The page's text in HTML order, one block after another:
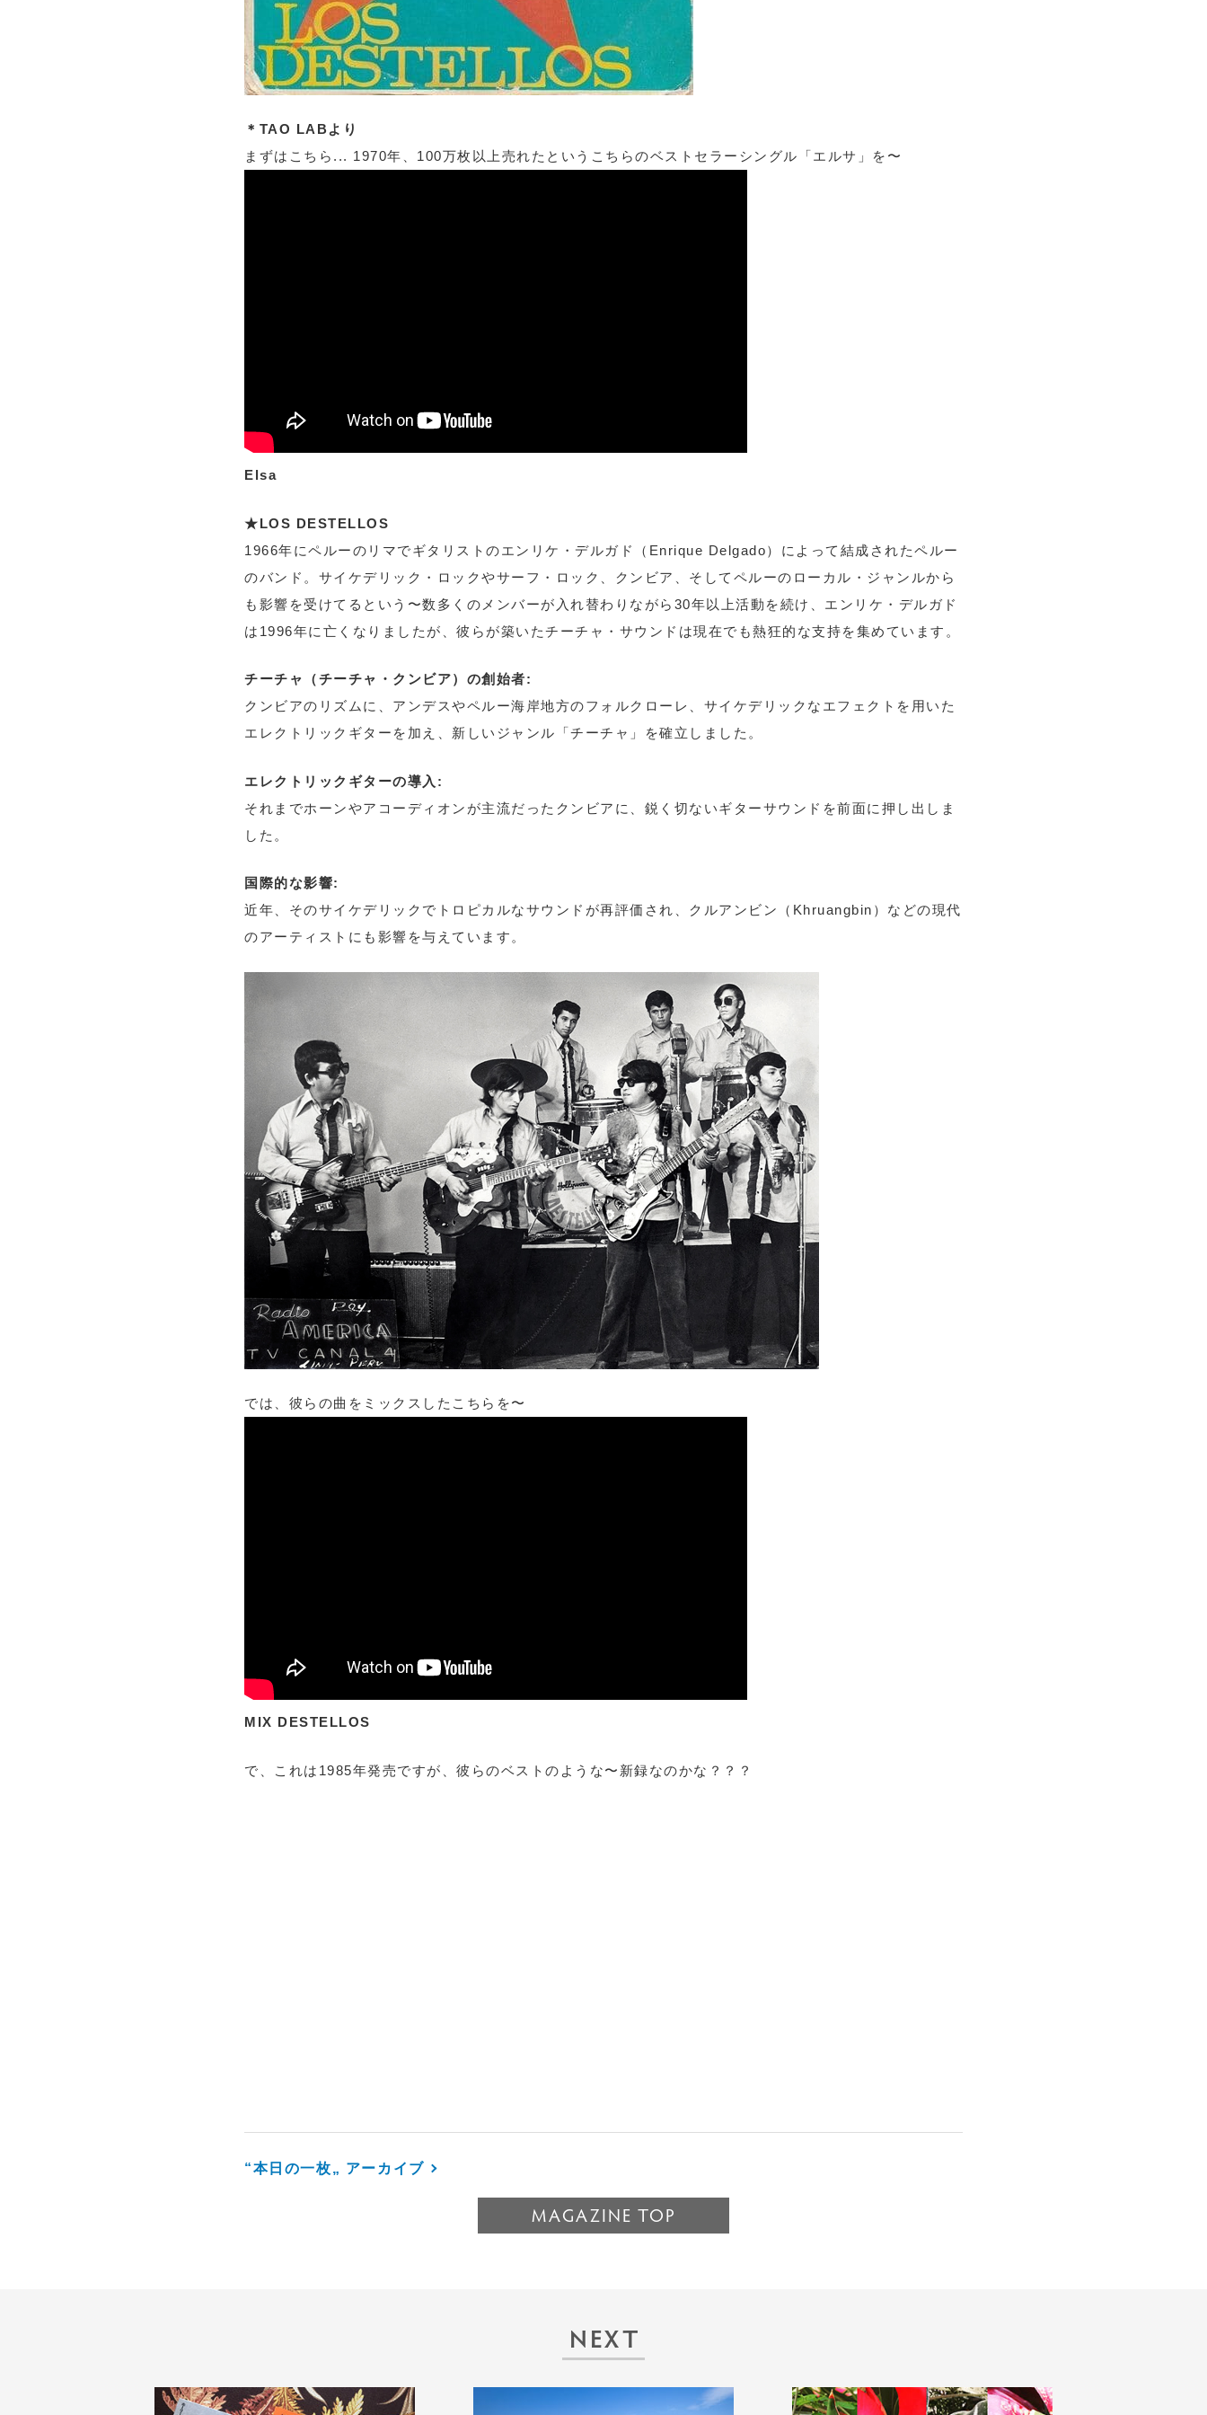
＊TAO LABより
まずはこちら... 1970年、100万枚以上売れたというこちらのベストセラーシングル「エルサ」を〜
Elsa
★LOS DESTELLOS
1966年にペルーのリマでギタリストのエンリケ・デルガド（Enrique Delgado）によって結成されたペルー
のバンド。サイケデリック・ロックやサーフ・ロック、クンビア、そしてペルーのローカル・ジャンルから
も影響を受けてるという〜数多くのメンバーが入れ替わりながら30年以上活動を続け、エンリケ・デルガド
は1996年に亡くなりましたが、彼らが築いたチーチャ・サウンドは現在でも熱狂的な支持を集めています。
チーチャ（チーチャ・クンビア）の創始者:
クンビアのリズムに、アンデスやペルー海岸地方のフォルクローレ、サイケデリックなエフェクトを用いた
エレクトリックギターを加え、新しいジャンル「チーチャ」を確立しました。
エレクトリックギターの導入:
それまでホーンやアコーディオンが主流だったクンビアに、鋭く切ないギターサウンドを前面に押し出しま
した。
国際的な影響:
近年、そのサイケデリックでトロピカルなサウンドが再評価され、クルアンビン（Khruangbin）などの現代
のアーティストにも影響を与えています。
では、彼らの曲をミックスしたこちらを〜
MIX DESTELLOS
で、これは1985年発売ですが、彼らのベストのような〜新録なのかな？？？
“本日の一枚„ アーカイブ
MAGAZINE TOP
NEXT